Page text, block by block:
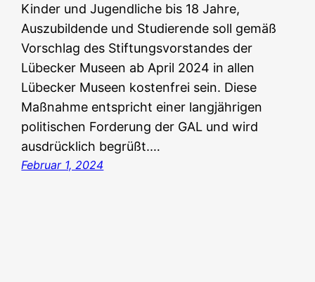
Kinder und Jugendliche bis 18 Jahre,
Auszubildende und Studierende soll gemäß
Vorschlag des Stiftungsvorstandes der
Lübecker Museen ab April 2024 in allen
Lübecker Museen kostenfrei sein. Diese
Maßnahme entspricht einer langjährigen
politischen Forderung der GAL und wird
ausdrücklich begrüßt.…
Februar 1, 2024